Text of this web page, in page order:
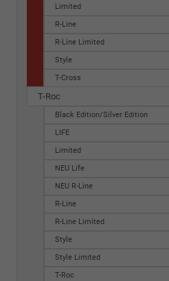
Limited
R-Line
R-Line Limited
Style
T-Cross
T-Roc
Black Edition/Silver Edition
LIFE
Limited
NEU Life
NEU R-Line
R-Line
R-Line Limited
Style
Style Limited
T-Roc